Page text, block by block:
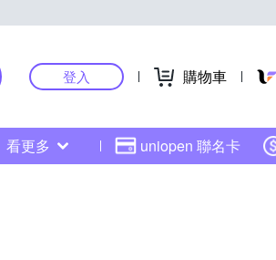
登入 購物車
看更多 uniopen 聯名卡